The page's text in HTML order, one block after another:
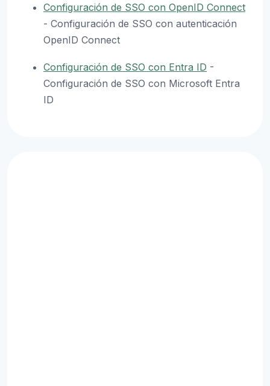
Configuración de SSO con OpenID Connect
- Configuración de SSO con autenticación
OpenID Connect
Configuración de SSO con Entra ID -
Configuración de SSO con Microsoft Entra
ID